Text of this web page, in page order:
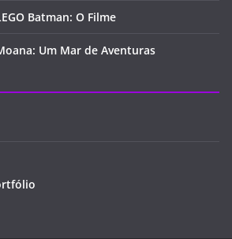
Batman: O Filme
Um Mar de Aventuras